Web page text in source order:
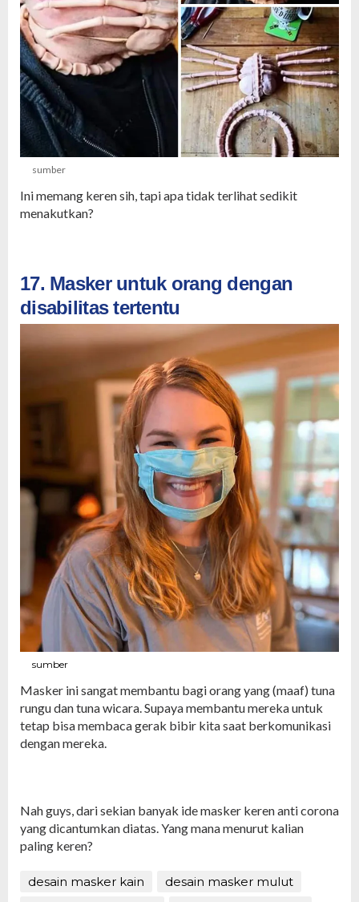
sumber
Ini memang keren sih, tapi apa tidak terlihat sedikit
menakutkan?
17. Masker untuk orang dengan
disabilitas tertentu
sumber
Masker ini sangat membantu bagi orang yang (maaf) tuna
rungu dan tuna wicara. Supaya membantu mereka untuk
tetap bisa membaca gerak bibir kita saat berkomunikasi
dengan mereka.
Nah guys, dari sekian banyak ide masker keren anti corona
yang dicantumkan diatas. Yang mana menurut kalian
paling keren?
desain masker kain
desain masker mulut